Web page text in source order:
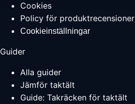
Cookies
Policy för produktrecensioner
Cookieinställningar
Guider
Alla guider
Jämför taktält
Guide: Takräcken för taktält